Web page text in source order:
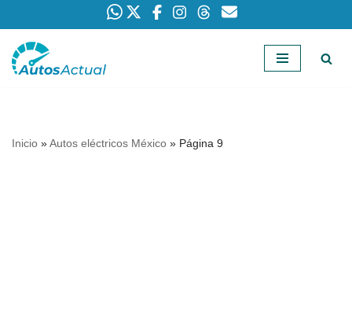
Saltar
Inicio »Autos eléctricos México » Página 9